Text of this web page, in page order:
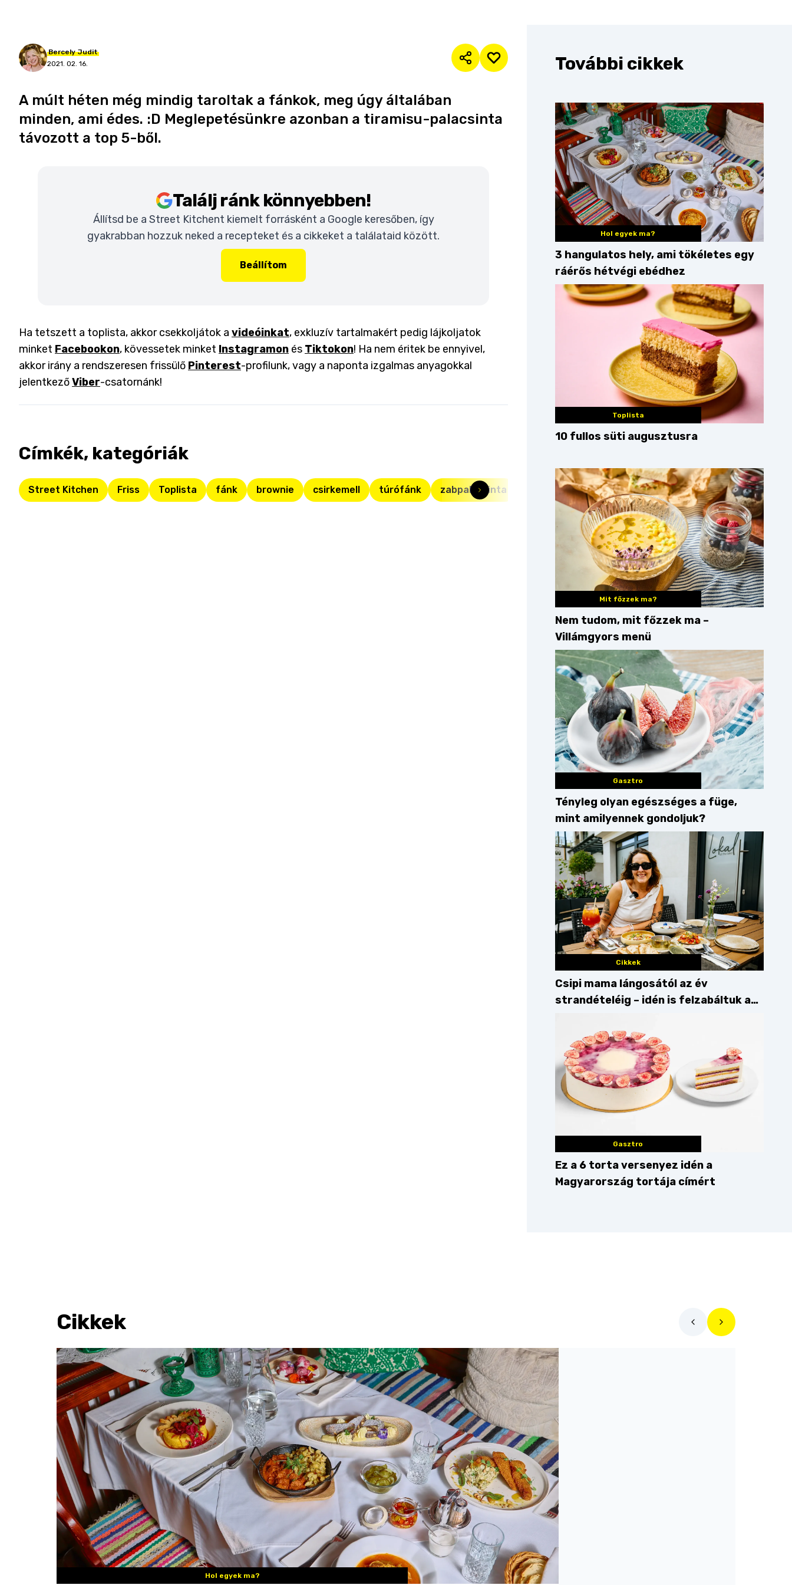
Bercely Judit
2021. 02. 16.
A múlt héten még mindig taroltak a fánkok, meg úgy általában
minden, ami édes. :D Meglepetésünkre azonban a tiramisu-palacsinta
távozott a top 5-ből.
Találj ránk könnyebben!
Állítsd be a Street Kitchent kiemelt forrásként a Google keresőben, így
gyakrabban hozzuk neked a recepteket és a cikkeket a találataid között.
Beállítom
Ha tetszett a toplista, akkor csekkoljátok a videóinkat, exkluzív tartalmakért pedig lájkoljatok
minket Facebookon, kövessetek minket Instagramon és Tiktokon! Ha nem éritek be ennyivel,
akkor irány a rendszeresen frissülő Pinterest-profilunk, vagy a naponta izgalmas anyagokkal
jelentkezőViber-csatornánk!
Címkék, kategóriák
Street Kitchen Friss Toplista fánk brownie csirkemell túrófánk zabpalacsinta
További cikkek
Hol egyek ma?
3 hangulatos hely, ami tökéletes egy
ráérős hétvégi ebédhez
Toplista
10 fullos süti augusztusra
Mit főzzek ma?
Nem tudom, mit főzzek ma –
Villámgyors menü
Gasztro
Tényleg olyan egészséges a füge,
mint amilyennek gondoljuk?
Cikkek
Csipi mama lángosától az év
strandételéig – idén is felzabáltuk a
Gasztro
Ez a 6 torta versenyez idén a
Magyarország tortája címért
Cikkek
Hol egyek ma?